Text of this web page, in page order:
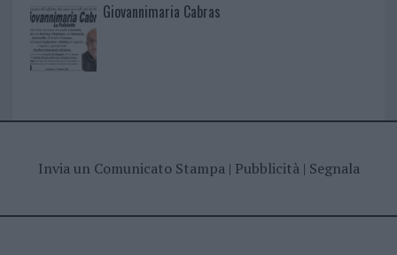
Giovannimaria Cabras
Invia un Comunicato Stampa| Pubblicità| Segnala